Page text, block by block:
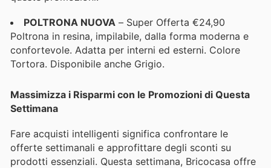
POLTRONA NUOVA – Super Offerta €24,90
Poltrona in resina, impilabile, dalla forma moderna e
confortevole. Adatta per interni ed esterni. Colore
Tortora. Disponibile anche Grigio.
Massimizza i Risparmi con le Promozioni di Questa
Settimana
Fare acquisti intelligenti significa confrontare le
offerte settimanali e approfittare degli sconti su
prodotti essenziali. Questa settimana, Bricocasa offre